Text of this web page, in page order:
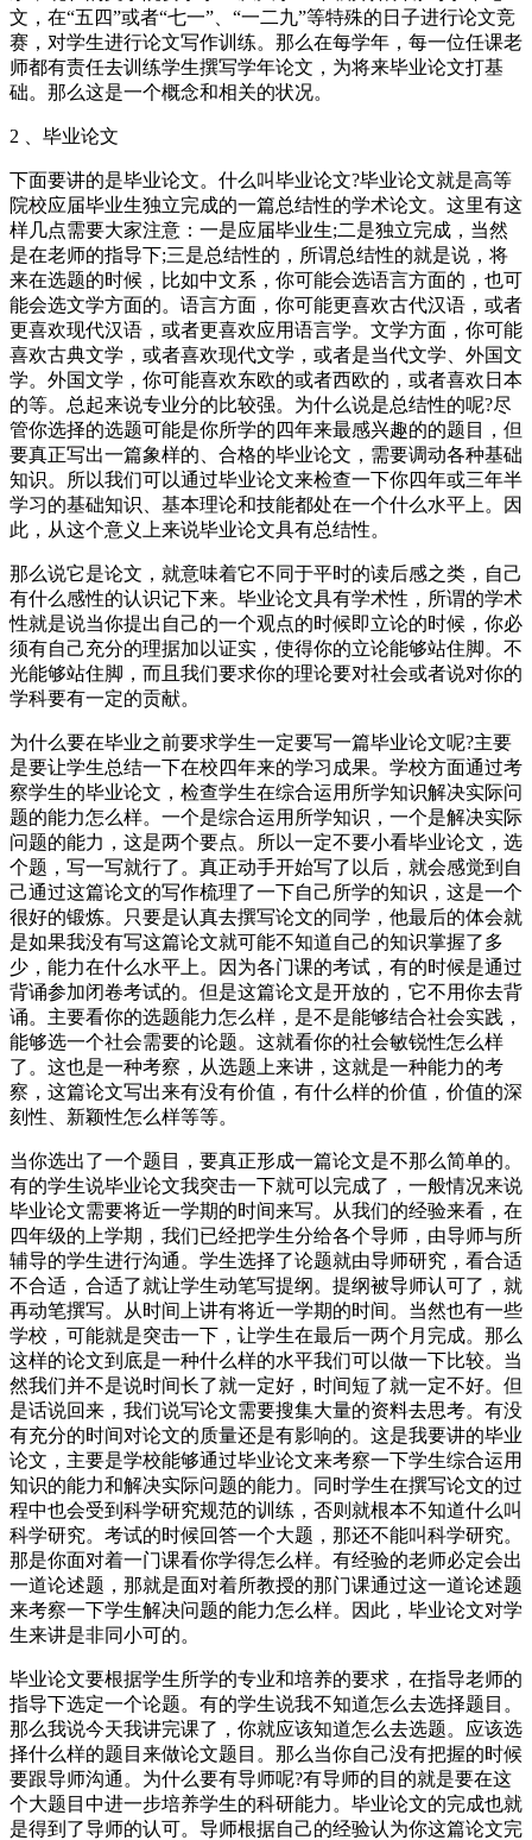
文，在“五四”或者“七一”、“一二九”等特殊的日子进行论文竞
赛，对学生进行论文写作训练。那么在每学年，每一位任课老
师都有责任去训练学生撰写学年论文，为将来毕业论文打基
础。那么这是一个概念和相关的状况。
2 、毕业论文
下面要讲的是毕业论文。什么叫毕业论文?毕业论文就是高等
院校应届毕业生独立完成的一篇总结性的学术论文。这里有这
样几点需要大家注意：一是应届毕业生;二是独立完成，当然
是在老师的指导下;三是总结性的，所谓总结性的就是说，将
来在选题的时候，比如中文系，你可能会选语言方面的，也可
能会选文学方面的。语言方面，你可能更喜欢古代汉语，或者
更喜欢现代汉语，或者更喜欢应用语言学。文学方面，你可能
喜欢古典文学，或者喜欢现代文学，或者是当代文学、外国文
学。外国文学，你可能喜欢东欧的或者西欧的，或者喜欢日本
的等。总起来说专业分的比较强。为什么说是总结性的呢?尽
管你选择的选题可能是你所学的四年来最感兴趣的的题目，但
要真正写出一篇象样的、合格的毕业论文，需要调动各种基础
知识。所以我们可以通过毕业论文来检查一下你四年或三年半
学习的基础知识、基本理论和技能都处在一个什么水平上。因
此，从这个意义上来说毕业论文具有总结性。
那么说它是论文，就意味着它不同于平时的读后感之类，自己
有什么感性的认识记下来。毕业论文具有学术性，所谓的学术
性就是说当你提出自己的一个观点的时候即立论的时候，你必
须有自己充分的理据加以证实，使得你的立论能够站住脚。不
光能够站住脚，而且我们要求你的理论要对社会或者说对你的
学科要有一定的贡献。
为什么要在毕业之前要求学生一定要写一篇毕业论文呢?主要
是要让学生总结一下在校四年来的学习成果。学校方面通过考
察学生的毕业论文，检查学生在综合运用所学知识解决实际问
题的能力怎么样。一个是综合运用所学知识，一个是解决实际
问题的能力，这是两个要点。所以一定不要小看毕业论文，选
个题，写一写就行了。真正动手开始写了以后，就会感觉到自
己通过这篇论文的写作梳理了一下自己所学的知识，这是一个
很好的锻炼。只要是认真去撰写论文的同学，他最后的体会就
是如果我没有写这篇论文就可能不知道自己的知识掌握了多
少，能力在什么水平上。因为各门课的考试，有的时候是通过
背诵参加闭卷考试的。但是这篇论文是开放的，它不用你去背
诵。主要看你的选题能力怎么样，是不是能够结合社会实践，
能够选一个社会需要的论题。这就看你的社会敏锐性怎么样
了。这也是一种考察，从选题上来讲，这就是一种能力的考
察，这篇论文写出来有没有价值，有什么样的价值，价值的深
刻性、新颖性怎么样等等。
当你选出了一个题目，要真正形成一篇论文是不那么简单的。
有的学生说毕业论文我突击一下就可以完成了，一般情况来说
毕业论文需要将近一学期的时间来写。从我们的经验来看，在
四年级的上学期，我们已经把学生分给各个导师，由导师与所
辅导的学生进行沟通。学生选择了论题就由导师研究，看合适
不合适，合适了就让学生动笔写提纲。提纲被导师认可了，就
再动笔撰写。从时间上讲有将近一学期的时间。当然也有一些
学校，可能就是突击一下，让学生在最后一两个月完成。那么
这样的论文到底是一种什么样的水平我们可以做一下比较。当
然我们并不是说时间长了就一定好，时间短了就一定不好。但
是话说回来，我们说写论文需要搜集大量的资料去思考。有没
有充分的时间对论文的质量还是有影响的。这是我要讲的毕业
论文，主要是学校能够通过毕业论文来考察一下学生综合运用
知识的能力和解决实际问题的能力。同时学生在撰写论文的过
程中也会受到科学研究规范的训练，否则就根本不知道什么叫
科学研究。考试的时候回答一个大题，那还不能叫科学研究。
那是你面对着一门课看你学得怎么样。有经验的老师必定会出
一道论述题，那就是面对着所教授的那门课通过这一道论述题
来考察一下学生解决问题的能力怎么样。因此，毕业论文对学
生来讲是非同小可的。
毕业论文要根据学生所学的专业和培养的要求，在指导老师的
指导下选定一个论题。有的学生说我不知道怎么去选择题目。
那么我说今天我讲完课了，你就应该知道怎么去选题。应该选
择什么样的题目来做论文题目。那么当你自己没有把握的时候
要跟导师沟通。为什么要有导师呢?有导师的目的就是要在这
个大题目中进一步培养学生的科研能力。毕业论文的完成也就
是得到了导师的认可。导师根据自己的经验认为你这篇论文完